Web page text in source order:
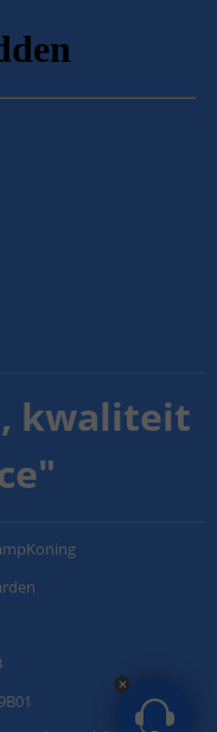
kwaliteit
"